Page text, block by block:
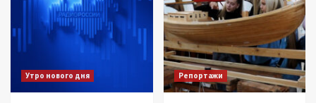
Утро нового дня Репортажи